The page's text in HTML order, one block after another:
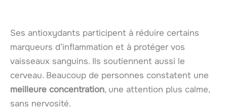
Ses antioxydants participent à réduire certains
marqueurs d’inflammation et à protéger vos
vaisseaux sanguins. Ils soutiennent aussi le
cerveau. Beaucoup de personnes constatent une
meilleure concentration, une attention plus calme,
sans nervosité.